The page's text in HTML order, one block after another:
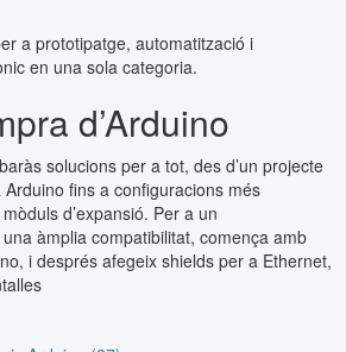
a prototipatge, automatització i
en una sola categoria.
d’Arduino
solucions per a tot, des d’un projecte
fins a configuracions més
d’expansió. Per a un
àmplia compatibilitat, comença amb
i després afegeix shields per a Ethernet,